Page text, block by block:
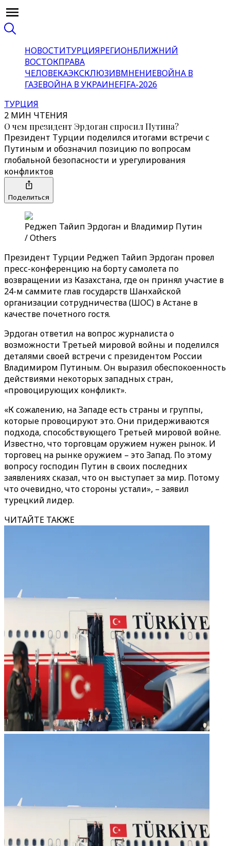
НОВОСТИТУРЦИЯРЕГИОНБЛИЖНИЙ
ВОСТОКПРАВА
ЧЕЛОВЕКАЭКСКЛЮЗИВМНЕНИЕВОЙНА В
ГАЗЕВОЙНА В УКРАИНЕFIFA-2026
ТУРЦИЯ
2 МИН ЧТЕНИЯ
О чем президент Эрдоган спросил Путина?
Президент Турции поделился итогами встречи с
Путиным и обозначил позицию по вопросам
глобальной безопасности и урегулирования
конфликтов
Поделиться
Реджеп Тайип Эрдоган и Владимир Путин
/ Others
Президент Турции Реджеп Тайип Эрдоган провел
пресс-конференцию на борту самолета по
возвращении из Казахстана, где он принял участие в
24-м саммите глав государств Шанхайской
организации сотрудничества (ШОС) в Астане в
качестве почетного гостя.
Эрдоган ответил на вопрос журналиста о
возможности Третьей мировой войны и поделился
деталями своей встречи с президентом России
Владимиром Путиным. Он выразил обеспокоенность
действиями некоторых западных стран,
«провоцирующих конфликт».
«К сожалению, на Западе есть страны и группы,
которые провоцируют это. Они придерживаются
подхода, способствующего Третьей мировой войне.
Известно, что торговцам оружием нужен рынок. И
торговец на рынке оружием – это Запад. По этому
вопросу господин Путин в своих последних
заявлениях сказал, что он выступает за мир. Потому
что очевидно, что стороны устали», – заявил
турецкий лидер.
ЧИТАЙТЕ ТАКЖЕ